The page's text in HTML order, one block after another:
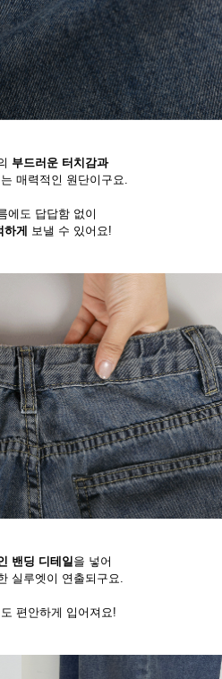
부드러운 터치감과
매력적인 원단이구요.
에도 답답함 없이
게
보낼 수 있어요!
밴딩 디테일을 넣어
실루엣이 연출되구요.
편안하게 입어져요!